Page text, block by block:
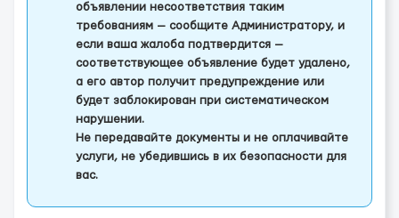
объявлении несоответствия таким
требованиям — сообщите Администратору, и
если ваша жалоба подтвердится —
соответствующее объявление будет удалено,
а его автор получит предупреждение или
будет заблокирован при систематическом
нарушении.
Не передавайте документы и не оплачивайте
услуги, не убедившись в их безопасности для
вас.